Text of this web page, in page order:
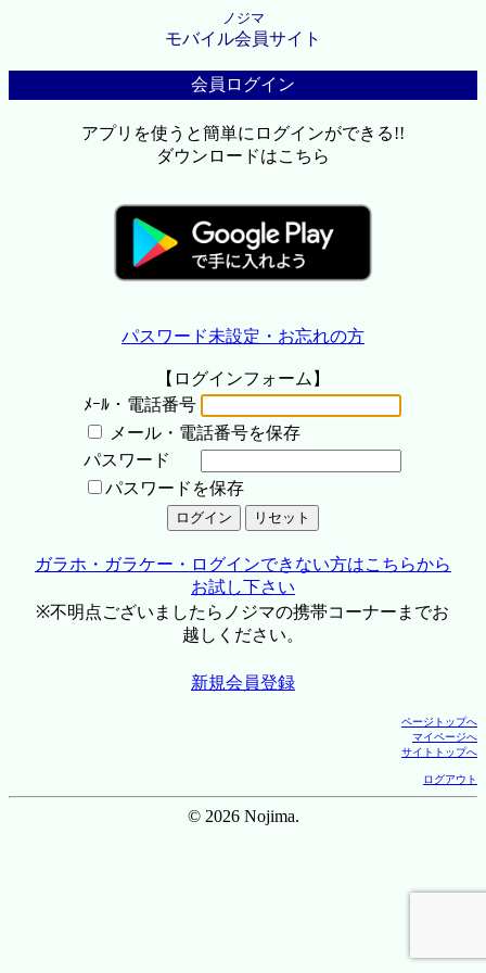
ノジマ
モバイル会員サイト
会員ログイン
アプリを使うと簡単にログインができる!!
ダウンロードはこちら
パスワード未設定・お忘れの方
【ログインフォーム】
ﾒｰﾙ・電話番号
メール・電話番号を保存
パスワード
パスワードを保存
ガラホ・ガラケー・ログインできない方はこちらから
お試し下さい
※不明点ございましたらノジマの携帯コーナーまでお
越しください。
新規会員登録
ページトップへ
マイページへ
サイトトップへ
ログアウト
© 2026 Nojima.